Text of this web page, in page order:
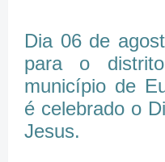
Dia 06 de
para o
município de
é celebrado o
Jesus.